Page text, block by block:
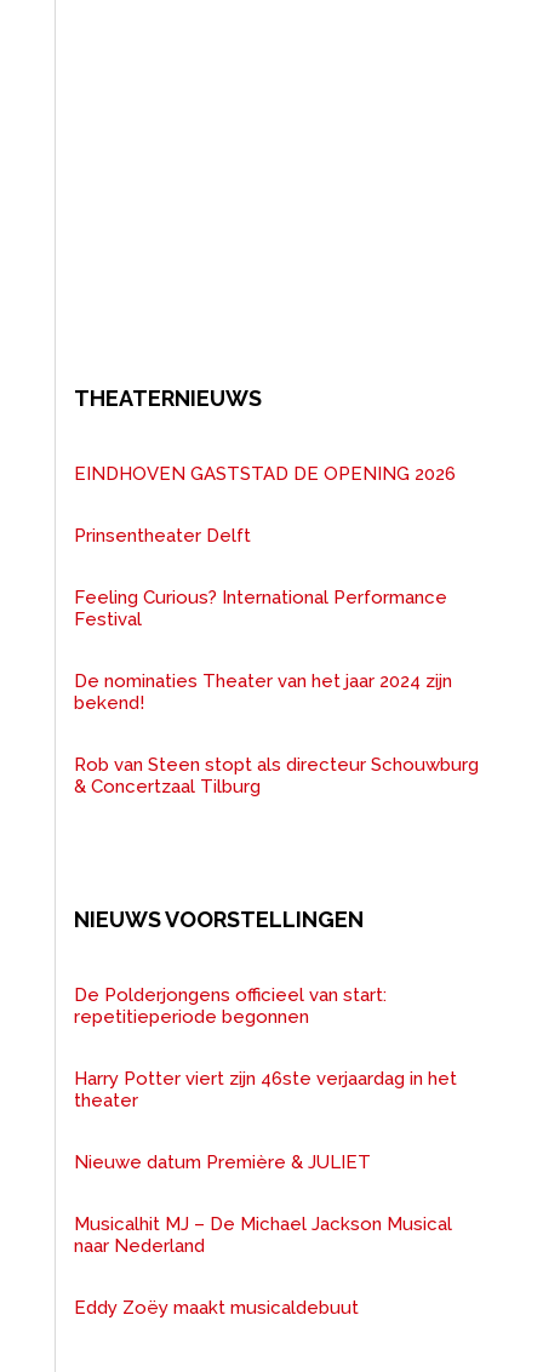
THEATERNIEUWS
EINDHOVEN GASTSTAD DE OPENING 2026
Prinsentheater Delft
Feeling Curious? International Performance
Festival
De nominaties Theater van het jaar 2024 zijn
bekend!
Rob van Steen stopt als directeur Schouwburg
& Concertzaal Tilburg
NIEUWS VOORSTELLINGEN
De Polderjongens officieel van start:
repetitieperiode begonnen
Harry Potter viert zijn 46ste verjaardag in het
theater
Nieuwe datum Première & JULIET
Musicalhit MJ – De Michael Jackson Musical
naar Nederland
Eddy Zoëy maakt musicaldebuut